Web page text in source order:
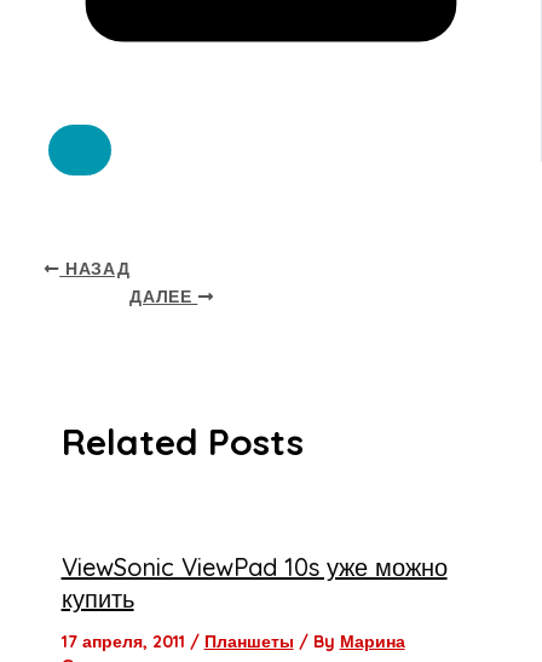
НАЗАД
ДАЛЕЕ
Related Posts
ViewSonic ViewPad 10s уже можно
купить
17 апреля, 2011 / Планшеты / By Марина